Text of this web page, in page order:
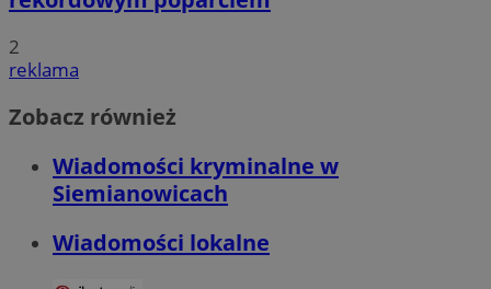
2
reklama
Zobacz również
Wiadomości kryminalne w
Siemianowicach
Wiadomości lokalne